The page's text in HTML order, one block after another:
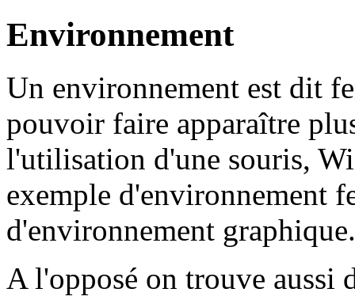
Environnement
Un environnement est dit
pouvoir faire apparaître
l'utilisation d'une souris,
exemple d'environnement
d'environnement graphique.
A l'opposé on trouve aussi